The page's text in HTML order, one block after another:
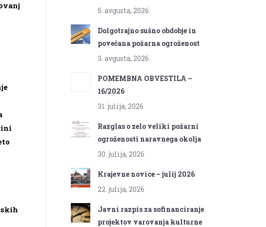
5. avgusta, 2026
Dolgotrajno sušno obdobje in
povečana požarna ogroženost
3. avgusta, 2026
POMEMBNA OBVESTILA –
16/2026
31. julija, 2026
Razglas o zelo veliki požarni
ogroženosti naravnega okolja
30. julija, 2026
Krajevne novice – julij 2026
22. julija, 2026
Javni razpis za sofinanciranje
projektov varovanja kulturne